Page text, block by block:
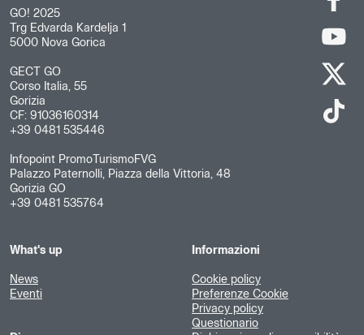
GO! 2025
Trg Edvarda Kardelja 1
5000 Nova Gorica
GECT GO
Corso Italia, 55
Gorizia
CF: 91036160314
+39 0481 535446
Infopoint PromoTurismoFVG
Palazzo Paternolli, Piazza della Vittoria, 48
Gorizia GO
+39 0481 535764
What's up
News
Eventi
Informazioni
Cookie policy
Preferenze Cookie
Privacy policy
Questionario